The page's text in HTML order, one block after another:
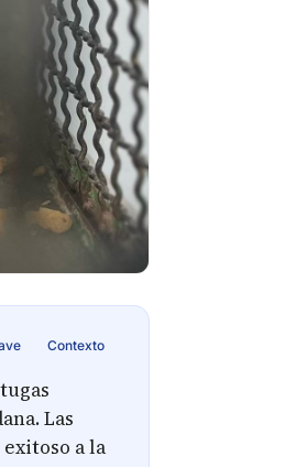
Contexto
Las
a la